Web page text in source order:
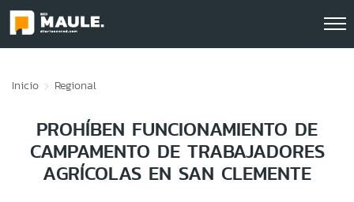
Inicio Regional
PROHÍBEN FUNCIONAMIENTO DE
CAMPAMENTO DE TRABAJADORES
AGRÍCOLAS EN SAN CLEMENTE